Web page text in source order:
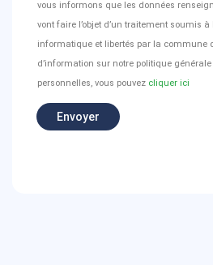
vous informons que les données
vont faire l’objet d’un traitement soumis
informatique et libertés par la commune
d’information sur notre politique
personnelles, vous pouvez cliquer ici
Envoyer